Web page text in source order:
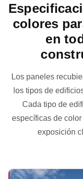
colores
en
Los paneles
los tipos de
Cada tipo de
específicas de
exposición